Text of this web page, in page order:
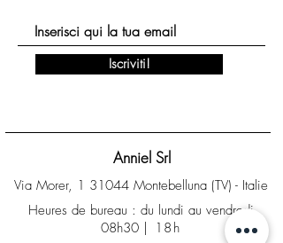
Anniel Srl
Heures de bureau : du lundi au vendredi
08h30 | 18h
Iscriviti!
Via Morer, 1 31044 Montebelluna (TV) - Italie